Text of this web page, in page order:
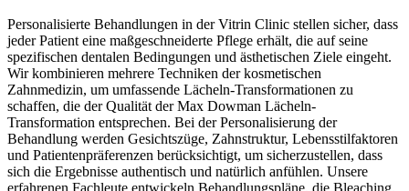
Personalisierte Behandlungen in der Vitrin Clinic stellen sicher, dass
jeder Patient eine maßgeschneiderte Pflege erhält, die auf seine
spezifischen dentalen Bedingungen und ästhetischen Ziele eingeht.
Wir kombinieren mehrere Techniken der kosmetischen
Zahnmedizin, um umfassende Lächeln-Transformationen zu
schaffen, die der Qualität der Max Dowman Lächeln-
Transformation entsprechen. Bei der Personalisierung der
Behandlung werden Gesichtszüge, Zahnstruktur, Lebensstilfaktoren
und Patientenpräferenzen berücksichtigt, um sicherzustellen, dass
sich die Ergebnisse authentisch und natürlich anfühlen. Unsere
erfahrenen Fachleute entwickeln Behandlungspläne, die Bleaching,